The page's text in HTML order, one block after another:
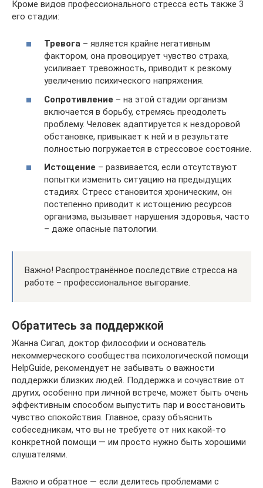
Кроме видов профессионального стресса есть также 3
его стадии:
Тревога – является крайне негативным
фактором, она провоцирует чувство страха,
усиливает тревожность, приводит к резкому
увеличению психического напряжения.
Сопротивление – на этой стадии организм
включается в борьбу, стремясь преодолеть
проблему. Человек адаптируется к нездоровой
обстановке, привыкает к ней и в результате
полностью погружается в стрессовое состояние.
Истощение – развивается, если отсутствуют
попытки изменить ситуацию на предыдущих
стадиях. Стресс становится хроническим, он
постепенно приводит к истощению ресурсов
организма, вызывает нарушения здоровья, часто
– даже опасные патологии.
Важно! Распространённое последствие стресса на
работе – профессиональное выгорание.
Обратитесь за поддержкой
Жанна Сигал, доктор философии и основатель
некоммерческого сообщества психологической помощи
HelpGuide, рекомендует не забывать о важности
поддержки близких людей. Поддержка и сочувствие от
других, особенно при личной встрече, может быть очень
эффективным способом выпустить пар и восстановить
чувство спокойствия. Главное, сразу объяснить
собеседникам, что вы не требуете от них какой-то
конкретной помощи — им просто нужно быть хорошими
слушателями.
Важно и обратное — если делитесь проблемами с